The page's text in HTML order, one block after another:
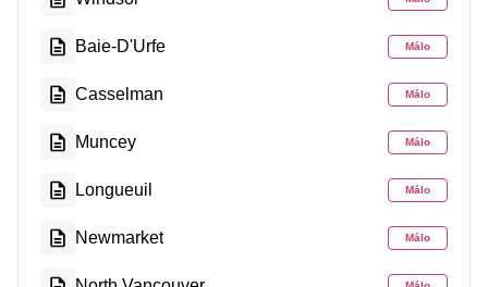
Baie-D'Urfe Málo
Casselman Málo
Muncey Málo
Longueuil Málo
Newmarket Málo